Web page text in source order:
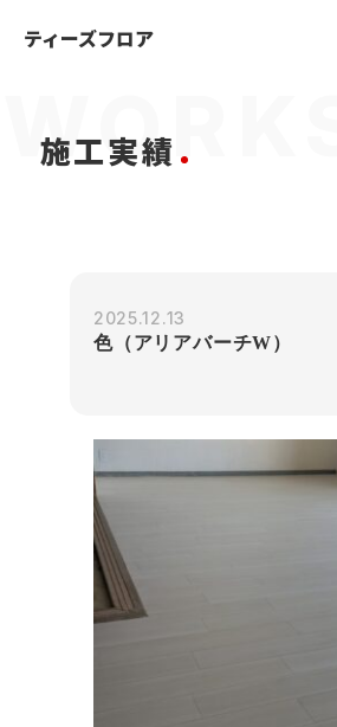
名古屋 フローリング
ティーズフロア
施工実績
2025.12.13
色（アリアバーチW）